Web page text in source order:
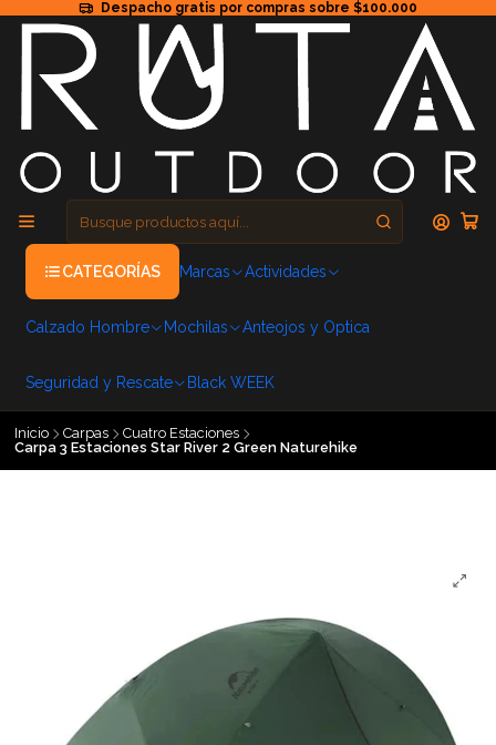
Despacho gratis por compras sobre $100.000
CATEGORÍAS Marcas Actividades
Calzado Hombre Mochilas Anteojos y Optica
Seguridad y Rescate Black WEEK
Inicio Carpas
Cuatro Estaciones
Carpa 3 Estaciones Star River 2 Green Naturehike